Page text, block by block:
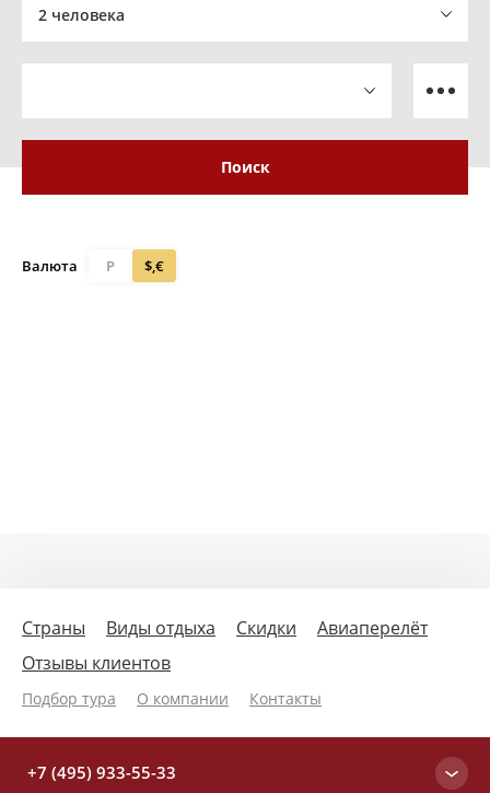
2 человека
Поиск
Валюта Р $,€
Страны Виды отдыха Скидки
Авиаперелёт
Отзывы клиентов
Подбор тура О компании Контакты
+7 (495) 933-55-33